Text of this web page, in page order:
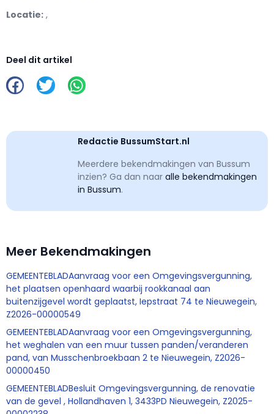
Locatie: ,
Deel dit artikel
Redactie BussumStart.nl
Meerdere bekendmakingen van Bussum
inzien? Ga dan naar alle bekendmakingen
in Bussum.
Meer Bekendmakingen
GEMEENTEBLADAanvraag voor een Omgevingsvergunning,
het plaatsen openhaard waarbij rookkanaal aan
buitenzijgevel wordt geplaatst, Iepstraat 74 te Nieuwegein,
Z2026-00000549
GEMEENTEBLADAanvraag voor een Omgevingsvergunning,
het weghalen van een muur tussen panden/veranderen
pand, van Musschenbroekbaan 2 te Nieuwegein, Z2026-
00000450
GEMEENTEBLADBesluit Omgevingsvergunning, de renovatie
van de gevel , Hollandhaven 1, 3433PD Nieuwegein, Z2025-